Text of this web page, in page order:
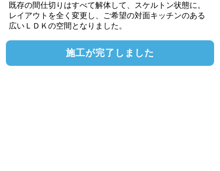
既存の間仕切りはすべて解体して、スケルトン状態に。
レイアウトを全く変更し、ご希望の対面キッチンのある
広いＬＤＫの空間となりました。
施工が完了しました